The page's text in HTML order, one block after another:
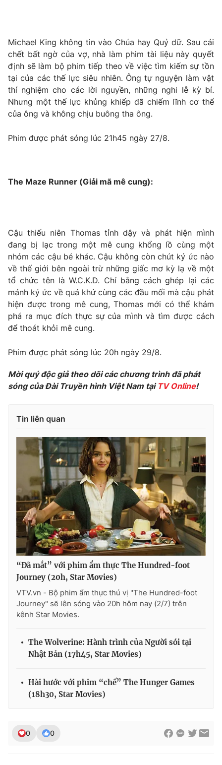
Michael King không tin vào Chúa hay Quỷ dữ. Sau cái
chết bất ngờ của vợ, nhà làm phim tài liệu này quyết
định sẽ làm bộ phim tiếp theo về việc tìm kiếm sự tồn
tại của các thế lực siêu nhiên. Ông tự nguyện làm vật
thí nghiệm cho các lời nguyền, những nghi lễ kỳ bí.
Nhưng một thế lực khủng khiếp đã chiếm lĩnh cơ thể
của ông và không chịu buông tha ông.
Phim được phát sóng lúc 21h45 ngày 27/8.
The Maze Runner (Giải mã mê cung):
Cậu thiếu niên Thomas tỉnh dậy và phát hiện mình
đang bị lạc trong một mê cung khổng lồ cùng một
nhóm các cậu bé khác. Cậu không còn chút ký ức nào
về thế giới bên ngoài trừ những giấc mơ kỳ lạ về một
tổ chức tên là W.C.K.D. Chỉ bằng cách ghép lại các
mảnh ký ức về quá khứ cùng các đầu mối mà cậu phát
hiện được trong mê cung, Thomas mới có thể khám
phá ra mục đích thực sự của mình và tìm được cách
để thoát khỏi mê cung.
Phim được phát sóng lúc 20h ngày 29/8.
Mời quý độc giả theo dõi các chương trình đã phát
sóng của Đài Truyền hình Việt Nam tại TV Online!
Tin liên quan
“Đã mắt” với phim ẩm thực The Hundred-foot
Journey (20h, Star Movies)
VTV.vn - Bộ phim ẩm thực thú vị "The Hundred-foot
Journey" sẽ lên sóng vào 20h hôm nay (2/7) trên
kênh Star Movies.
The Wolverine: Hành trình của Người sói tại
Nhật Bản (17h45, Star Movies)
Hài hước với phim “chế” The Hunger Games
(18h30, Star Movies)
0 0